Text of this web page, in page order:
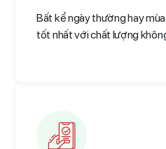
Bất kể ngày thường hay
tốt nhất với chất lượng